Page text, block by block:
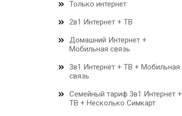
Только интернет
2в1 Интернет + ТВ
Домашний Интернет +
Мобильная связь
3в1 Интернет + ТВ + Мобильная
связь
Семейный тариф 3в1 Интернет +
ТВ + Несколько Симкарт